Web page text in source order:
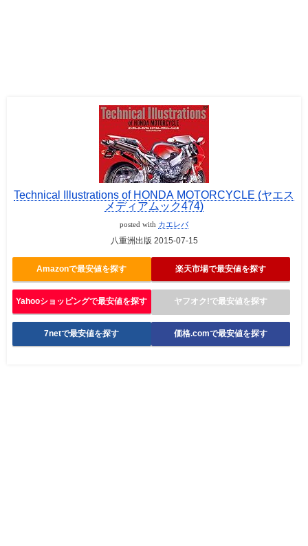
Technical Illustrations of HONDA MOTORCYCLE (ヤエス
メディアムック474)
posted with カエレバ
八重洲出版 2015-07-15
Amazonで最安値を探す 楽天市場で最安値を探す
Yahooショッピングで最安値を探す ヤフオク!で最安値を探す
7netで最安値を探す 価格.comで最安値を探す